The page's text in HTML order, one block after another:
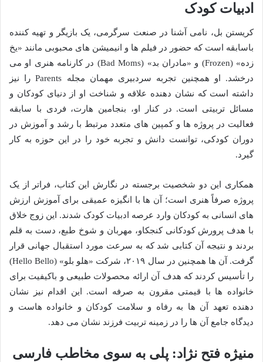
ادبیات کودک
کریستن بل، نامی آشنا در صنعت سرگرمی، یک بازیگر و تهیه کننده
باسابقه است که حضور در فیلم ها و انیمیشن های محبوبی مانند «یخ
زده» (Frozen) و «مادران بد» (Bad Moms) در کارنامه هنری او می
درخشد. او همچنین تجربه سردبیری مهمان مجله Parents را نیز
داشته است که نشان دهنده علاقه و شناخت او از دنیای کودکان و
مسائل تربیتی است. در کنار او، بنجامین هارت، فردی با سابقه
فعالیت در پروژه ها و کمپین های متعدد مرتبط با رشد و آموزش در
دوران کودکی، توانست دانش و تجربه خود را در این حوزه به کار
گیرد.
همکاری این دو شخصیت برجسته در نگارش این کتاب، فراتر از یک
پروژه صرفاً هنری است؛ آن ها با انگیزه عمیقی برای آموزش ارزش
های انسانی به کودکان وارد عرصه ادبیات کودک شدند. این زوج خلاق
با هدف پرورش کودکانی کنجکاو، مهربان و شوخ طبع، دست به قلم
بردند و نتیجه آن کتابی شد که به سرعت مورد استقبال جهانی قرار
گرفت. آن ها همچنین در سال ۲۰۱۹، شرکت «هلو بلو» (Hello Bello)
را تأسیس کردند که هدف آن ارائه محصولات طبیعی و باکیفیت برای
خانواده ها با قیمتی مقرون به صرفه است. این اقدام نیز نشان
دهنده تعهد آن ها به رفاه و سلامت کودکان و خانواده هاست و
دیدگاه جامع آن ها را در زمینه تربیت فرزند نشان می دهد.
منیژه فتح نژاد: پلی به سوی مخاطب فارسی